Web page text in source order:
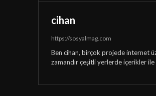
cihan
https://sosyalmag.com
Ben cihan, birçok projede internet
zamandır çeşitli yerlerde içerikler ile